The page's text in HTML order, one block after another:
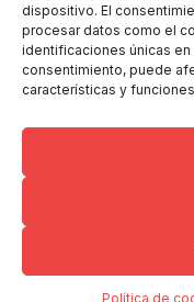
dispositivo. El
procesar datos como el
identificaciones únicas
consentimiento, puede
características y
Política de
Copyright © 2026
Politica de Privacidad y